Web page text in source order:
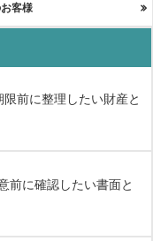
客様
前に整理したい財産と
前に確認したい書面と